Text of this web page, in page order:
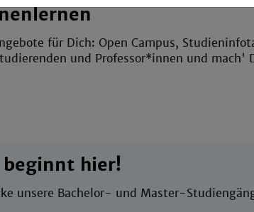
für Dich: Open Campus,
und Professor*innen und mach'
hier!
unsere Bachelor- und Master-